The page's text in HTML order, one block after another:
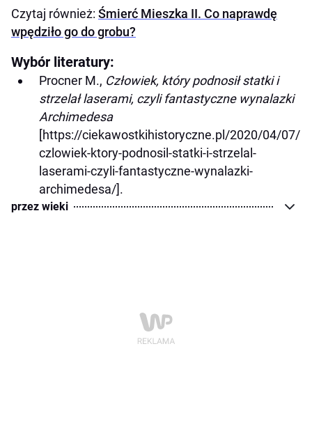
Czytaj również: Śmierć Mieszka II. Co naprawdę
wpędziło go do grobu?
Wybór literatury:
Procner M., Człowiek, który podnosił statki i
strzelał laserami, czyli fantastyczne wynalazki
Archimedesa
[https://ciekawostkihistoryczne.pl/2020/04/07/
czlowiek-ktory-podnosil-statki-i-strzelal-
laserami-czyli-fantastyczne-wynalazki-
archimedesa/].
przez wieki